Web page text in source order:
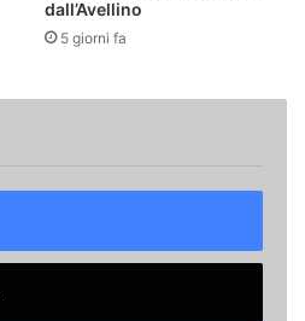
dall’Avellino
5 giorni fa